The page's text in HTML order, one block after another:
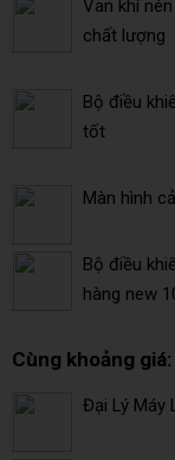
Van khí
chất lượng
Bộ điều
tốt
Màn hình
Bộ điều
hàng new
Cùng khoảng giá:
Đại Lý Máy